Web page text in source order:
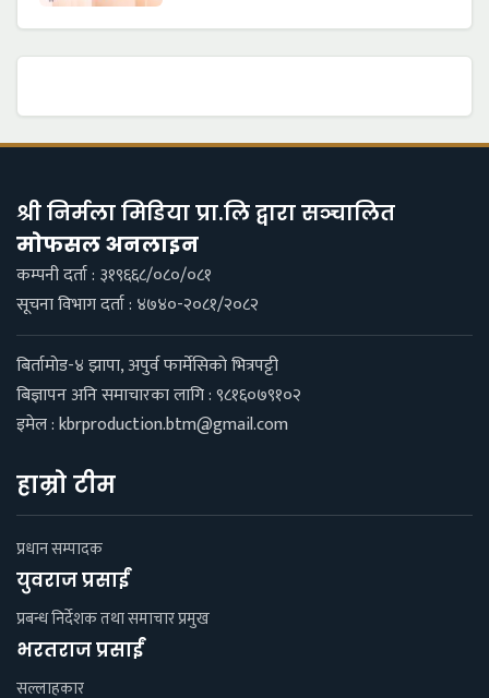
श्री निर्मला मिडिया प्रा.लि द्वारा सञ्चालित
माेफसल अनलाइन
कम्पनी दर्ता : ३१९६६८/०८०/०८१
सूचना विभाग दर्ता : ४७४०-२०८१/२०८२
बिर्तामाेड-४ झापा, अपुर्व फार्मेसिकाे भित्रपट्टी
बिज्ञापन अनि समाचारका लागि : ९८१६०७९१०२
इमेल :kbrproduction.btm@gmail.com
हाम्रो टीम
प्रधान सम्पादक
युवराज प्रसाईं
प्रबन्ध निर्देशक तथा समाचार प्रमुख
भरतराज प्रसाईं
सल्लाहकार